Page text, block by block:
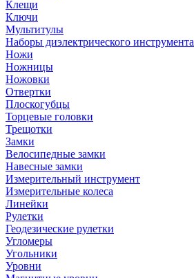
Клещи
Ключи
Мультитулы
Наборы диэлектрического инструмента
Ножи
Ножницы
Ножовки
Отвертки
Плоскогубцы
Торцевые головки
Трещотки
Замки
Велосипедные замки
Навесные замки
Измерительный инструмент
Измерительные колеса
Линейки
Рулетки
Геодезические рулетки
Угломеры
Угольники
Уровни